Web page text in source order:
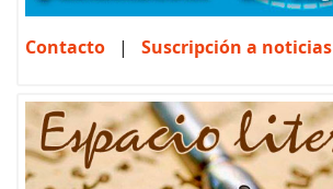
Contacto | Suscripción a noticias